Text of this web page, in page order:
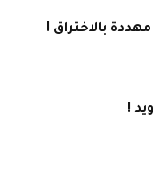
بالاختراق !
!